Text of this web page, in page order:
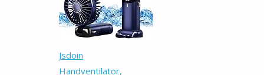
Jsdoin
Handventilator,